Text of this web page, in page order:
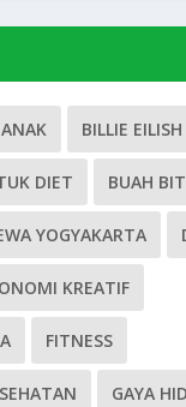
ANAK BILLIE EILISH
DIET BUAH BIT
YOGYAKARTA
KREATIF
FITNESS
GAYA